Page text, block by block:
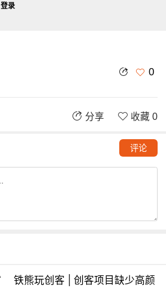
0
分享 收藏 0
评论
铁熊玩创客 | 创客项目缺少高颜
登录